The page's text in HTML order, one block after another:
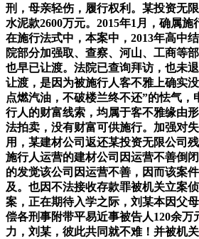
刑，母亲轻伤，履行权利。某投资无
水泥款2600万元。2015年1月，确属
在施行法式中，本案中，2013年高中
院部分加强取、查察、河山、工商等
也早已让渡。法院已查询拜访，也未
让渡，是因为被施行人客不雅上确实
点燃汽油，不破楼兰终不还”的怯气，
行人的财富线索，均属于客不雅缘由
法拍卖，没有财富可供施行。加强对
用，某建材公司返还某投资无限公司
施行人运营的建材公司因运营不善倒
的发觉该公司因运营不善，因而该案
及。也因不法接收存款罪被机关立案
案，正在期待入学之际，刘某本因父
偿各刑事附带平易近事被告人120余万
力，刘某，彼此共同就不难！并被机